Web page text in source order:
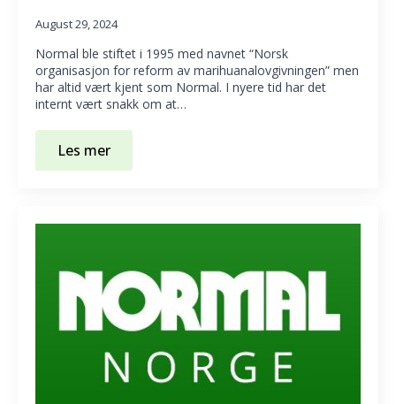
August 29, 2024
Normal ble stiftet i 1995 med navnet “Norsk
organisasjon for reform av marihuanalovgivningen” men
har altid vært kjent som Normal. I nyere tid har det
internt vært snakk om at…
Les mer